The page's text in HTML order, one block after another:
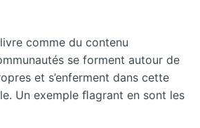
comme du contenu
se forment autour de
et s’enferment dans cette
Un exemple ﬂagrant en sont les